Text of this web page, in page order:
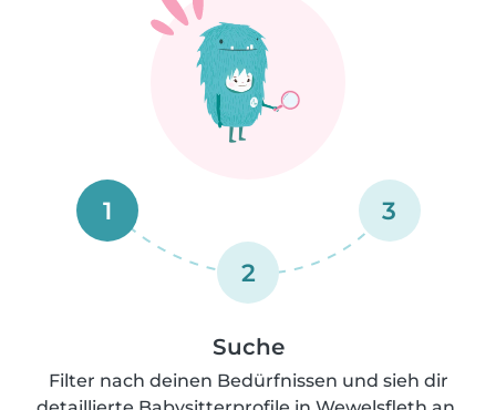
1
2
3
Suche
Filter nach deinen Bedürfnissen und sieh dir